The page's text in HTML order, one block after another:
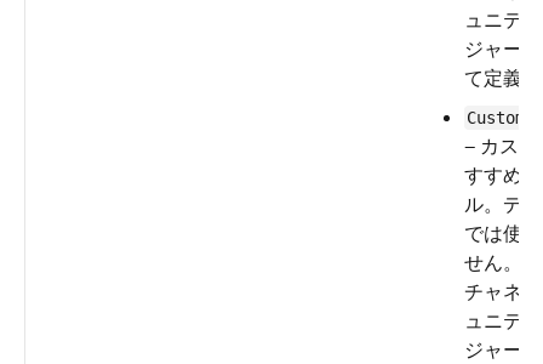
ュニテ
ジャー
て定義
— カス
すすめ
ル。デ
では使
せん。
チャネ
ュニテ
ジャー